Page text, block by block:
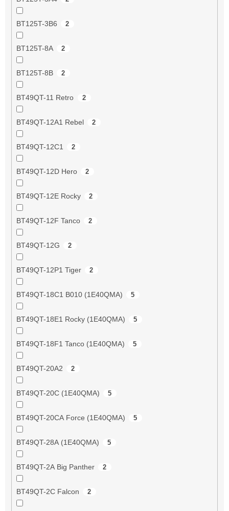
BT125T-3B6 2
BT125T-8A 2
BT125T-8B 2
BT49QT-11 Retro 2
BT49QT-12A1 Rebel 2
BT49QT-12C1 2
BT49QT-12D Hero 2
BT49QT-12E Rocky 2
BT49QT-12F Tanco 2
BT49QT-12G 2
BT49QT-12P1 Tiger 2
BT49QT-18C1 B010 (1E40QMA) 5
BT49QT-18E1 Rocky (1E40QMA) 5
BT49QT-18F1 Tanco (1E40QMA) 5
BT49QT-20A2 2
BT49QT-20C (1E40QMA) 5
BT49QT-20CA Force (1E40QMA) 5
BT49QT-28A (1E40QMA) 5
BT49QT-2A Big Panther 2
BT49QT-2C Falcon 2